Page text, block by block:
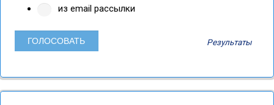
из email рассылки
Результаты